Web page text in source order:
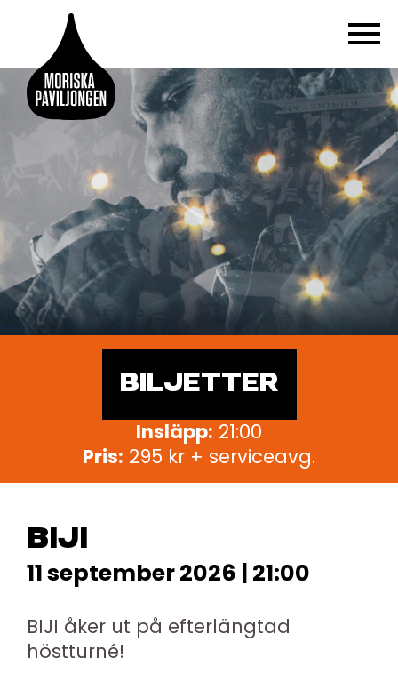
BILJETTER
Insläpp: 21:00
Pris: 295 kr + serviceavg.
BIJI
11 september 2026 | 21:00
BIJI åker ut på efterlängtad
höstturné!